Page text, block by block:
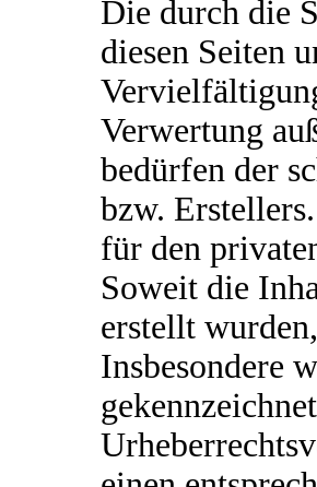
Die durch die
diesen Seiten
Verwertung
bedürfen der
bzw.
für den
Soweit die
erstellt
Insbesondere